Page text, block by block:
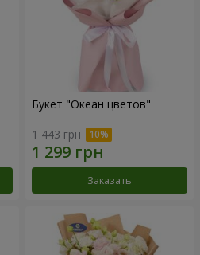
Букет "Океан цветов"
1 443 грн
Заказать